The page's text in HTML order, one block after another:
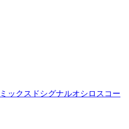
ックスドシグナルオシロスコー